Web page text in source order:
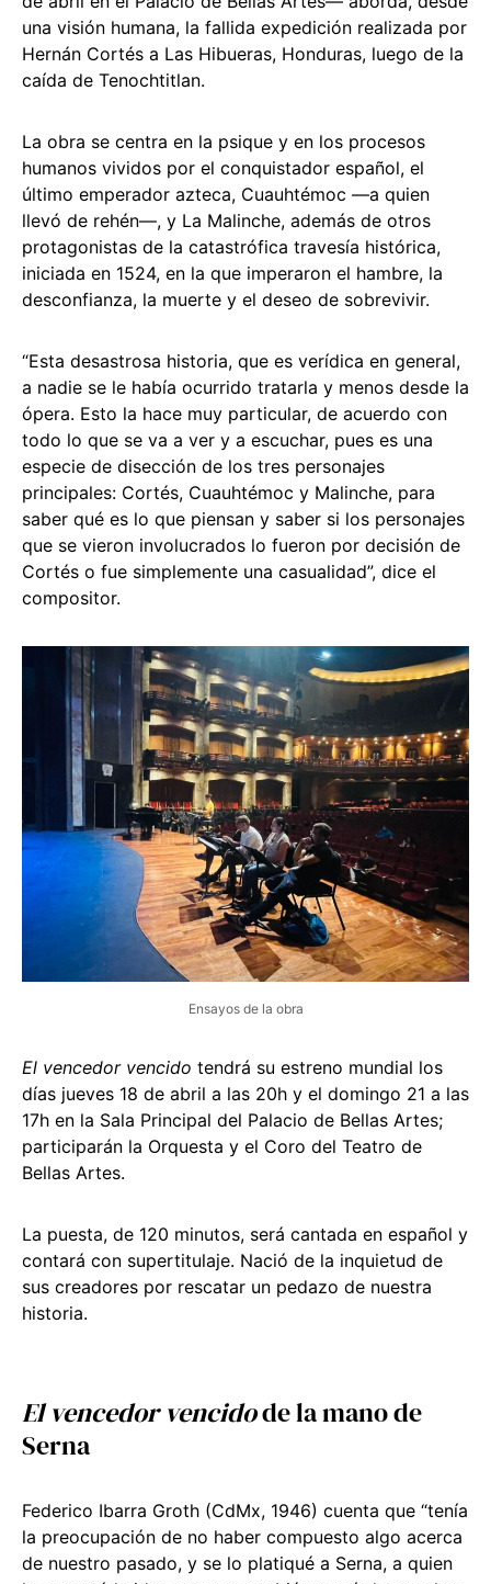
una visión humana, la fallida expedición realizada por
Hernán Cortés a Las Hibueras, Honduras, luego de la
caída de Tenochtitlan.
La obra se centra en la psique y en los procesos
humanos vividos por el conquistador español, el
último emperador azteca, Cuauhtémoc —a quien
llevó de rehén—, y La Malinche, además de otros
protagonistas de la catastrófica travesía histórica,
iniciada en 1524, en la que imperaron el hambre, la
desconfianza, la muerte y el deseo de sobrevivir.
“Esta desastrosa historia, que es verídica en general,
a nadie se le había ocurrido tratarla y menos desde la
ópera. Esto la hace muy particular, de acuerdo con
todo lo que se va a ver y a escuchar, pues es una
especie de disección de los tres personajes
principales: Cortés, Cuauhtémoc y Malinche, para
saber qué es lo que piensan y saber si los personajes
que se vieron involucrados lo fueron por decisión de
Cortés o fue simplemente una casualidad”, dice el
compositor.
Ensayos de la obra
El vencedor vencido tendrá su estreno mundial los
días jueves 18 de abril a las 20h y el domingo 21 a las
17h en la Sala Principal del Palacio de Bellas Artes;
participarán la Orquesta y el Coro del Teatro de
Bellas Artes.
La puesta, de 120 minutos, será cantada en español y
contará con supertitulaje. Nació de la inquietud de
sus creadores por rescatar un pedazo de nuestra
historia.
El vencedor vencidode la mano de
Serna
Federico Ibarra Groth (CdMx, 1946) cuenta que “tenía
la preocupación de no haber compuesto algo acerca
de nuestro pasado, y se lo platiqué a Serna, a quien